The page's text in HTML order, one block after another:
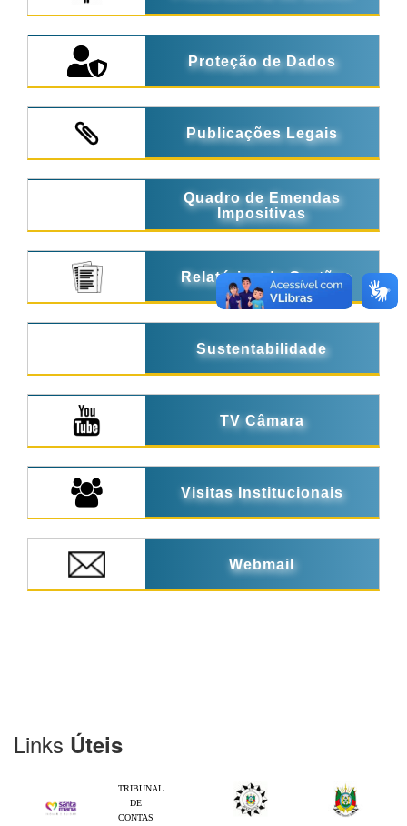
Proteção de Dados
Publicações Legais
Quadro de Emendas
Impositivas
Relatórios de Gestão
Sustentabilidade
TV Câmara
Visitas Institucionais
Webmail
Links Úteis
TRIBUNAL
DE
CONTAS